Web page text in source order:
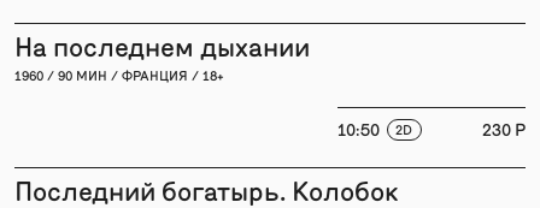
На последнем дыхании
1960 / 90 МИН / ФРАНЦИЯ / 18+
10:50 2D 230 P
Последний богатырь. Колобок